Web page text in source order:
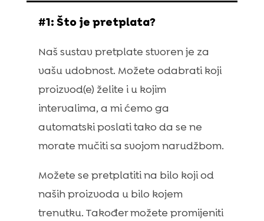
#1: Što je pretplata?
Naš sustav pretplate stvoren je za
vašu udobnost. Možete odabrati koji
proizvod(e) želite i u kojim
intervalima, a mi ćemo ga
automatski poslati tako da se ne
morate mučiti sa svojom narudžbom.
Možete se pretplatiti na bilo koji od
naših proizvoda u bilo kojem
trenutku. Također možete promijeniti